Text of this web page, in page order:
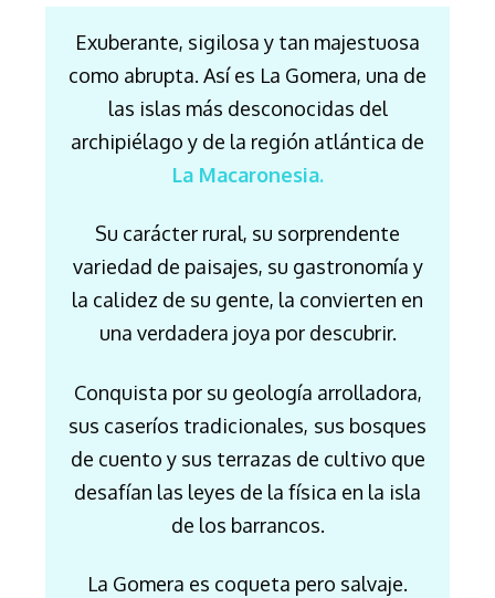
Exuberante, sigilosa y tan majestuosa
como abrupta. Así es La Gomera, una de
las islas más desconocidas del
archipiélago y de la región atlántica de
La Macaronesia.
Su carácter rural, su sorprendente
variedad de paisajes, su gastronomía y
la calidez de su gente, la convierten en
una verdadera joya por descubrir.
Conquista por su geología arrolladora,
sus caseríos tradicionales, sus bosques
de cuento y sus terrazas de cultivo que
desafían las leyes de la física en la isla
de los barrancos.
La Gomera es coqueta pero salvaje.